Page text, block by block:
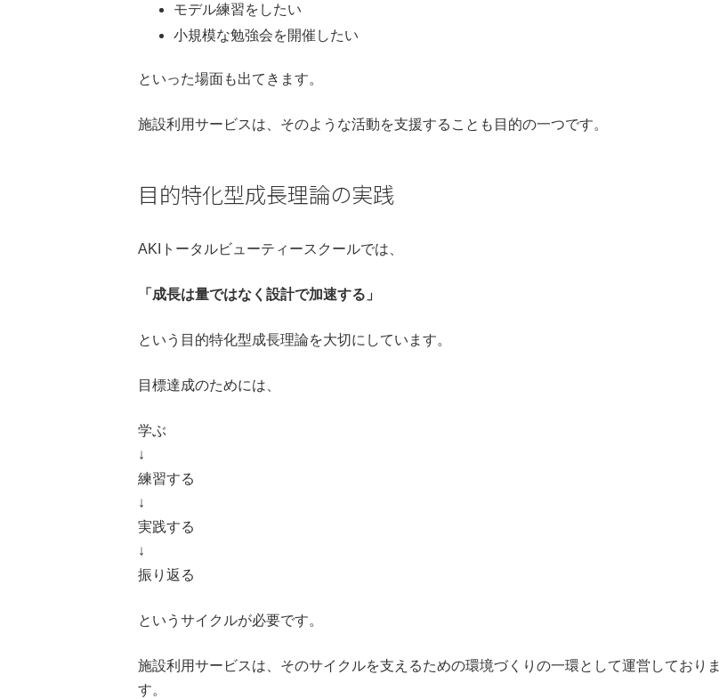
モデル練習をしたい
小規模な勉強会を開催したい
といった場面も出てきます。
施設利用サービスは、そのような活動を支援することも目的の一つです。
目的特化型成長理論の実践
AKIトータルビューティースクールでは、
「成長は量ではなく設計で加速する」
という目的特化型成長理論を大切にしています。
目標達成のためには、
学ぶ
↓
練習する
↓
実践する
↓
振り返る
というサイクルが必要です。
施設利用サービスは、そのサイクルを支えるための環境づくりの一環として運営しておりま
す。